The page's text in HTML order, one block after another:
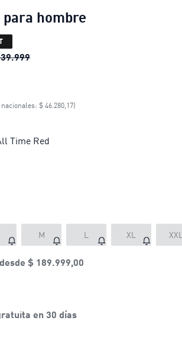
para hombre
Buzo KING para hombre
KING para hombre
$ 46.280,17)
Time Red
M L XL
$ 189.999,00
en 30 días